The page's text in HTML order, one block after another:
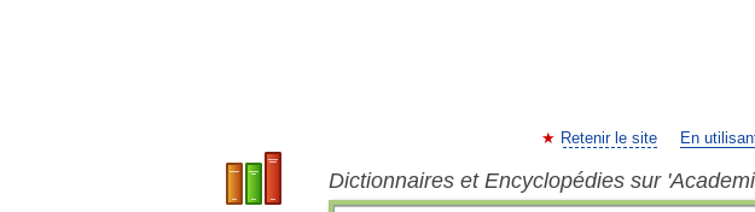
Retenir le site En
Dictionnaires et Encyclopédies sur